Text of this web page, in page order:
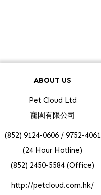
ABOUT US
Pet Cloud Ltd
寵園有限公司
(852) 9124-0606 / 9752-4061
(24 Hour Hotline)
(852) 2450-5584 (Office)
http://petcloud.com.hk/